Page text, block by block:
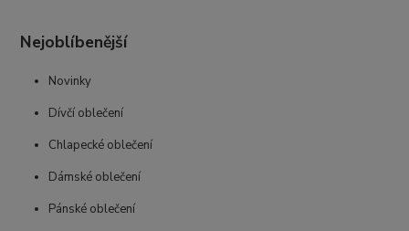
Nejoblíbenější
Novinky
Dívčí oblečení
Chlapecké oblečení
Dámské oblečení
Pánské oblečení